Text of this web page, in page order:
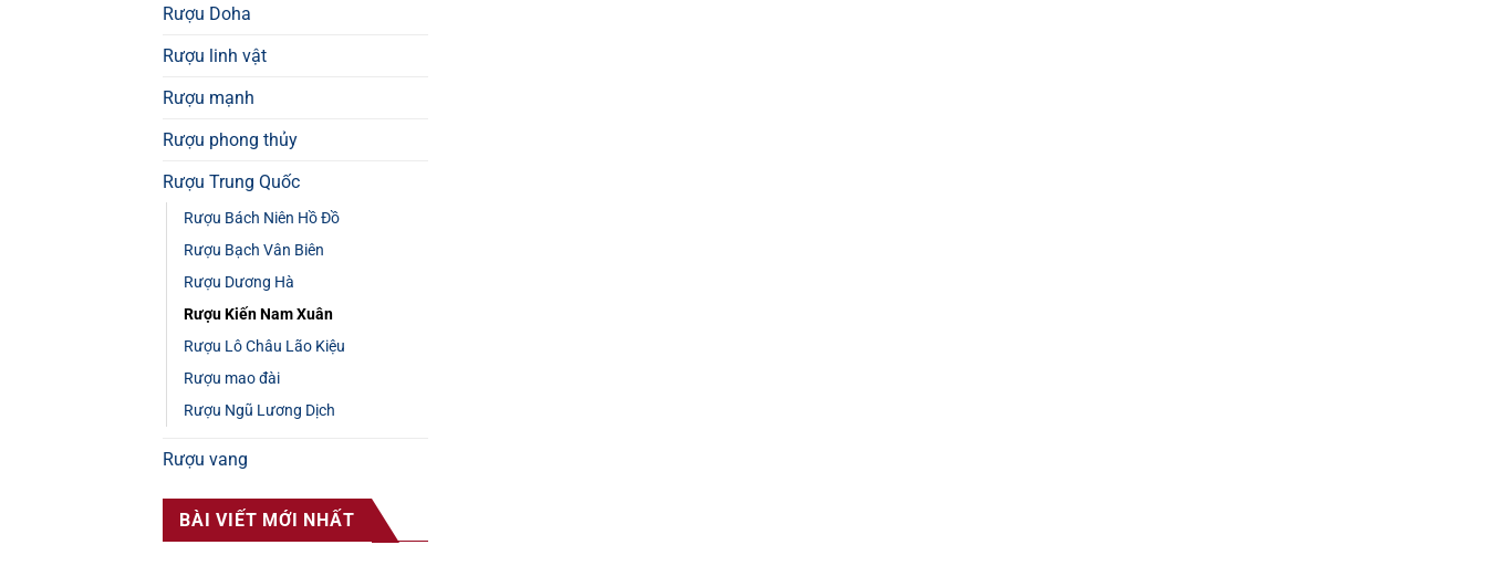
Rượu Doha
Rượu linh vật
Rượu mạnh
Rượu phong thủy
Rượu Trung Quốc
Rượu Bách Niên Hồ Đồ
Rượu Bạch Vân Biên
Rượu Dương Hà
Rượu Kiến Nam Xuân
Rượu Lô Châu Lão Kiệu
Rượu mao đài
Rượu Ngũ Lương Dịch
Rượu vang
BÀI VIẾT MỚI NHẤT